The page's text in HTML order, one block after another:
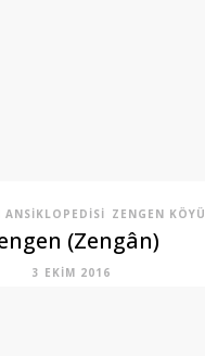
ANSIKLOPEDISI ZENGEN KÖYÜ
(Zengân)
3 EKIM 2016